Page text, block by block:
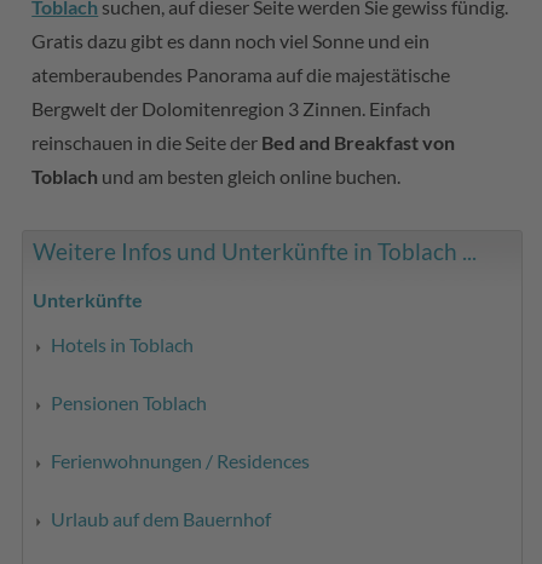
Toblach suchen, auf dieser Seite werden Sie gewiss fündig.
Gratis dazu gibt es dann noch viel Sonne und ein
atemberaubendes Panorama auf die majestätische
Bergwelt der Dolomitenregion 3 Zinnen. Einfach
reinschauen in die Seite der Bed and Breakfast von
Toblach und am besten gleich online buchen.
Weitere Infos und Unterkünfte in Toblach ...
Unterkünfte
Hotels in Toblach
Pensionen Toblach
Ferienwohnungen / Residences
Urlaub auf dem Bauernhof